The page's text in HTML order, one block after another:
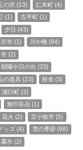
の沢 (13) 仁木町 (4)
(1) 古平町 (1)
夕日 (43)
市(1) 川や橋 (94)
(2)
朝陽や日の出 (33)
の道具 (23) 校舎 (3)
浦臼町(3)
無印良品 (1)
花火 (2) 苫小牧市 (5)
ッズ(4) 雪の季節 (98)
霧氷 (2)